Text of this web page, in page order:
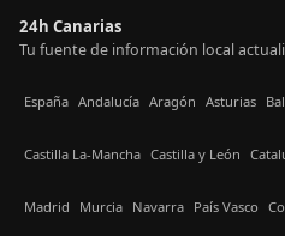
24h Canarias
Tu fuente de información local
España Andalucía Aragón Asturias
Castilla La-Mancha Castilla y León
Madrid Murcia Navarra País Vasco